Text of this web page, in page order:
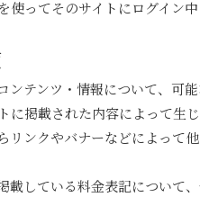
使ってそのサイトにログイン
ンテンツ・情報について、可
に掲載された内容によって生
リンクやバナーなどによって
載している料金表記について